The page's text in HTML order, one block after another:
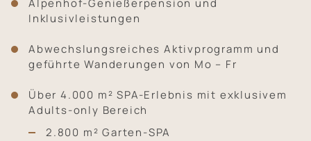
Alpenhof-Genießerpension und
Inklusivleistungen
Abwechslungsreiches Aktivprogramm und
geführte Wanderungen von Mo – Fr
Über 4.000 m² SPA-Erlebnis mit exklusivem
Adults-only Bereich
2.800 m² Garten-SPA